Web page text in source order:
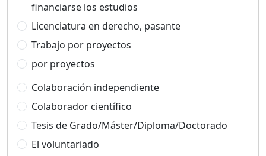
financiarse los estudios
Licenciatura en derecho, pasante
Trabajo por proyectos
por proyectos
Colaboración independiente
Colaborador científico
Tesis de Grado/Máster/Diploma/Doctorado
El voluntariado